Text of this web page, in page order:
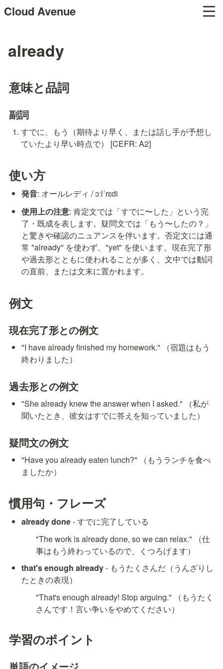
Cloud Avenue
already
意味と品詞
副詞
すでに、もう（期待より早く、または話し手が予想し
ていたより早い時点で） [CEFR: A2]
使い方
発音: オールレディ / ɔːlˈrɛdi
使用上の注意: 肯定文では「すでに〜した」という完
了・既成を表します。疑問文では「もう〜したの？」
と驚きや確認のニュアンスを伴います。否定文には通
常 "already" を使わず、"yet" を使います。現在完了形
や過去形とともに使われることが多く、文中では動詞
の直前、または文末に置かれます。
例文
現在完了形との例文
"I have already finished my homework." （宿題はもう
終わりました）
過去形との例文
"She already knew the answer when I asked." （私が
聞いたとき、彼女はすでに答えを知っていました）
疑問文の例文
"Have you already eaten lunch?" （もうランチを食べ
ましたか）
慣用句・フレーズ
already done - すでに完了している
"The work is already done, so we can relax." （仕
事はもう終わっているので、くつろげます）
that's enough already - もうたくさんだ（うんざりし
たときの表現）
"That's enough already! Stop arguing." （もうたく
さんです！言い争いをやめてください）
学習のポイント
単語のイメージ